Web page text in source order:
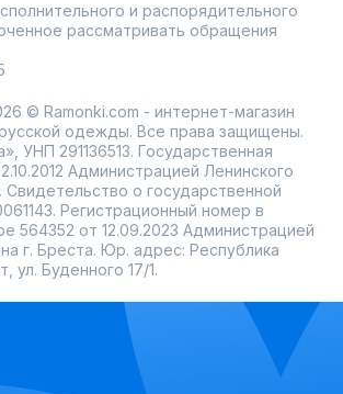
и распорядительного
рассматривать обращения
© Ramonki.com - интернет-магазин
одежды. Все права защищены.
УНП 291136513. Государственная
Администрацией Ленинского
Свидетельство о государственной
Регистрационный номер в
564352 от 12.09.2023 Администрацией
г. Бреста. Юр. адрес: Республика
ул. Буденного 17/1.